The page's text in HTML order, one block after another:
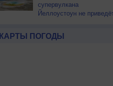
супервулкана
Йеллоустоун не
КАРТЫ ПОГОДЫ